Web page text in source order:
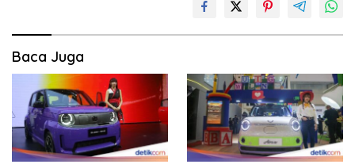
Baca Juga